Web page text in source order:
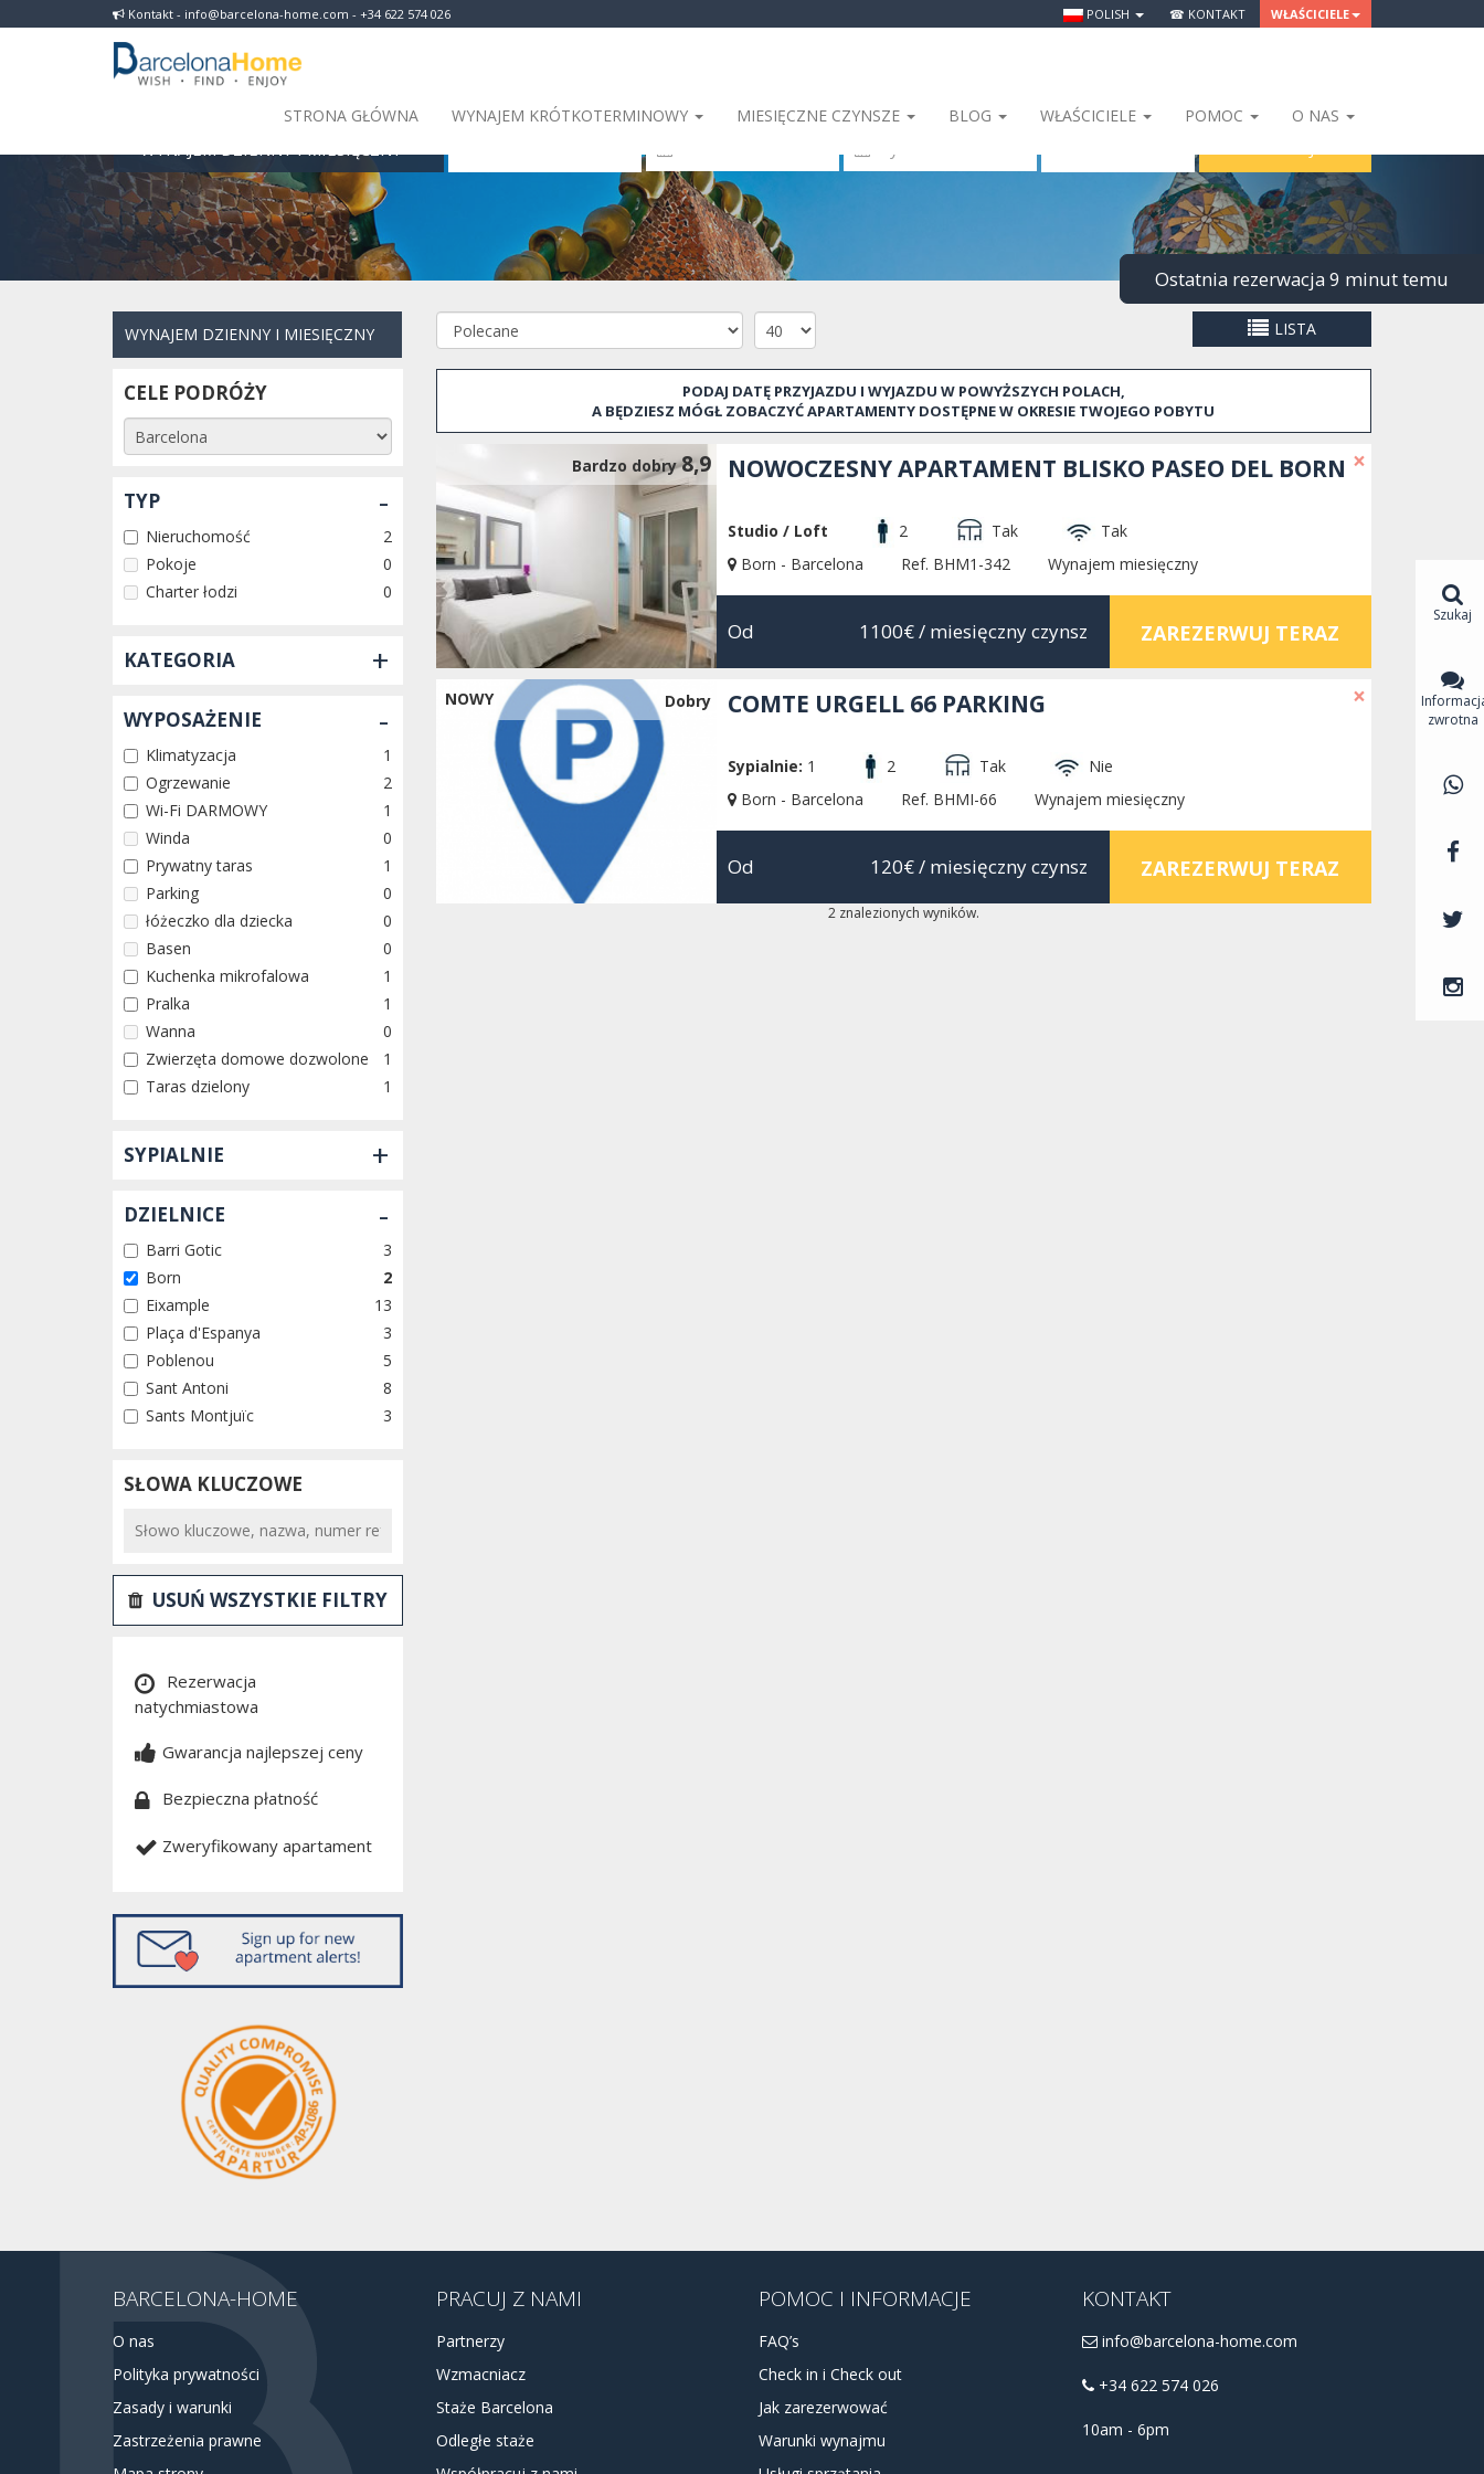
Kontakt - info@barcelona-home.com - +34 622 574 026 POLISH ☎ KONTAKT WŁAŚCICIELE
STRONA GŁÓWNA WYNAJEM KRÓTKOTERMINOWY MIESIĘCZNE CZYNSZE BLOG WŁAŚCICIELE POMOC O NAS
WYNAJEM DZIENNY I MIESIĘCZNY
CELE PODRÓŻY
TYP -
Nieruchomość
2
Pokoje
0
Charter łodzi
0
KATEGORIA +
WYPOSAŻENIE -
Klimatyzacja
1
Ogrzewanie
2
Wi-Fi DARMOWY
1
Winda
0
Prywatny taras
1
Parking
0
łóżeczko dla dziecka
0
Basen
0
Kuchenka mikrofalowa
1
Pralka
1
Wanna
0
Zwierzęta domowe dozwolone
1
Taras dzielony
1
SYPIALNIE +
DZIELNICE -
Barri Gotic
3
Born
2
Eixample
13
Plaça d'Espanya
3
Poblenou
5
Sant Antoni
8
Sants Montjuïc
3
SŁOWA KLUCZOWE
USUŃ WSZYSTKIE FILTRY
Rezerwacja
natychmiastowa
Gwarancja najlepszej ceny
Bezpieczna płatność
Zweryfikowany apartament
LISTA
PODAJ DATĘ PRZYJAZDU I WYJAZDU W POWYŻSZYCH POLACH,
A BĘDZIESZ MÓGŁ ZOBACZYĆ APARTAMENTY DOSTĘPNE W OKRESIE TWOJEGO POBYTU
Bardzo dobry8,9 ×
NOWOCZESNY APARTAMENT BLISKO PASEO DEL BORN
Studio / Loft 2 Tak
Tak
Born - Barcelona
Ref. BHM1-342 Wynajem miesięczny
Od 1100€/ miesięczny czynsz ZAREZERWUJ TERAZ
NOWY Dobry ×
COMTE URGELL 66 PARKING
Sypialnie: 1 2 Tak
Nie
Born - Barcelona
Ref. BHMI-66 Wynajem miesięczny
Od 120€/ miesięczny czynsz ZAREZERWUJ TERAZ
2 znalezionych wyników.
Ostatnia rezerwacja 9 minut temu
BARCELONA-HOME
O nas
Polityka prywatności
Zasady i warunki
Zastrzeżenia prawne
PRACUJ Z NAMI
Partnerzy
Wzmacniacz
Staże Barcelona
Odległe staże
POMOC I INFORMACJE
FAQ’s
Check in i Check out
Jak zarezerwować
Warunki wynajmu
KONTAKT
info@barcelona-home.com
+34 622 574 026
10am - 6pm
Szukaj
zwrotna